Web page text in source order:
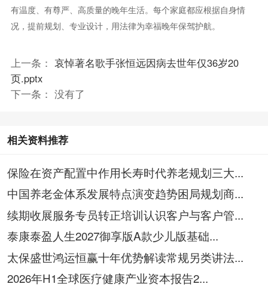
有温度、有尊严、高质量的晚年生活。每个家庭都应根据自身情
况，提前规划、专业设计，用法律为幸福晚年保驾护航。
上一条： 哀悼著名歌手张恒远因病去世年仅36岁20
页.pptx
下一条： 没有了
相关资料推荐
保险在资产配置中作用长寿时代养老规划三大...
中国养老金体系发展特点演变趋势困局规划商...
续期收展服务专员转正培训认识客户与客户管...
泰康泰盈人生2027御享版A款少儿版基础...
太保盛世鸿运恒赢十年优势解读常规另类讲法...
2026年H1全球医疗健康产业资本报告2...